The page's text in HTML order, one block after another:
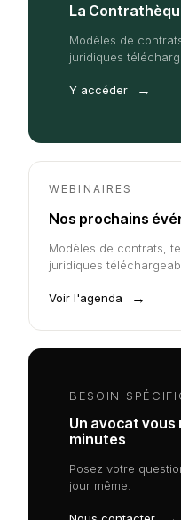
La
Modèles de
juridiques
Y accéder →
WEBINAIRES
Nos prochains
Modèles de contrats,
juridiques
Voir l'agenda →
BESOIN
Un avocat vous
minutes
Posez votre
jour même.